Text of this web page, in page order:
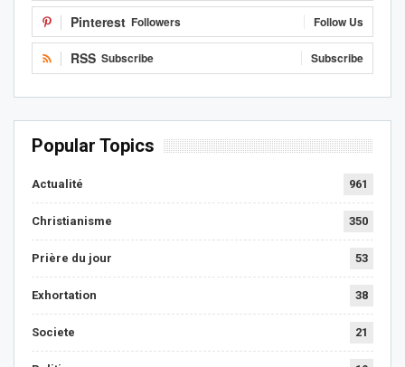
Pinterest Followers Follow Us
RSS Subscribe Subscribe
Popular Topics
Actualité 961
Christianisme 350
Prière du jour 53
Exhortation 38
Societe 21